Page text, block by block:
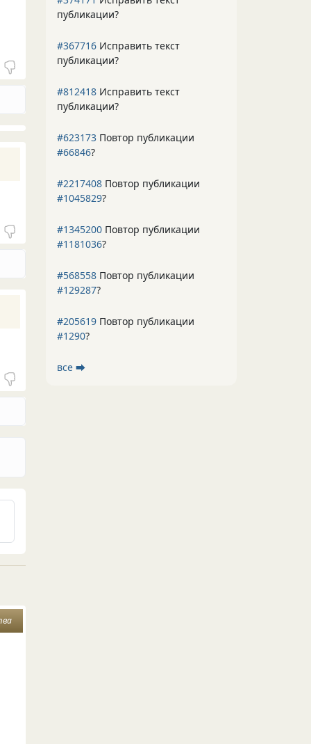
публикации?
#367716 Исправить текст
публикации?
#812418 Исправить текст
публикации?
#623173 Повтор публикации
#66846?
#2217408 Повтор публикации
#1045829?
#1345200 Повтор публикации
#1181036?
#568558 Повтор публикации
#129287?
#205619 Повтор публикации
#1290?
все ⮕